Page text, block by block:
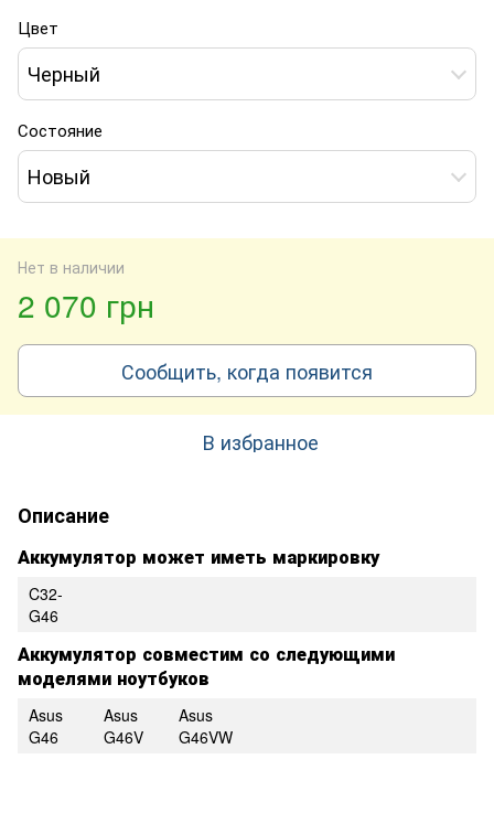
Цвет
Черный
Состояние
Новый
Нет в наличии
2 070 грн
Сообщить, когда появится
В избранное
Описание
Аккумулятор может иметь маркировку
C32-
G46
Аккумулятор совместим со следующими
моделями ноутбуков
Asus
G46
Asus
G46V
Asus
G46VW